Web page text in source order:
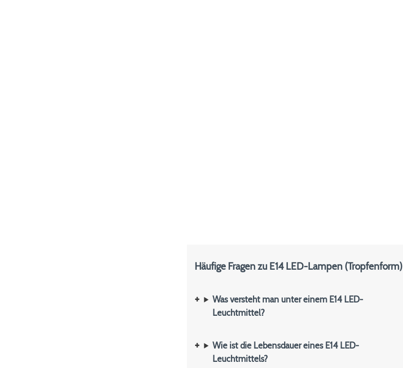
Häufige Fragen zu E14 LED-Lampen (Tropfenform)
Was versteht man unter einem E14 LED-
Leuchtmittel?
Wie ist die Lebensdauer eines E14 LED-
Leuchtmittels?